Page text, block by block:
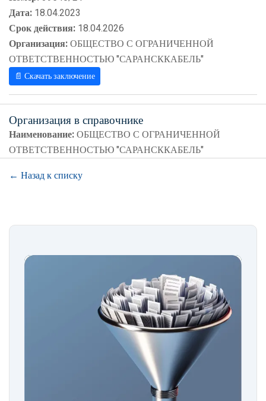
Дата: 18.04.2023
Срок действия: 18.04.2026
Организация:ОБЩЕСТВО С ОГРАНИЧЕННОЙ
ОТВЕТСТВЕННОСТЬЮ "САРАНСККАБЕЛЬ"
📄 Скачать заключение
Организация в справочнике
Наименование:ОБЩЕСТВО С ОГРАНИЧЕННОЙ
ОТВЕТСТВЕННОСТЬЮ "САРАНСККАБЕЛЬ"
← Назад к списку